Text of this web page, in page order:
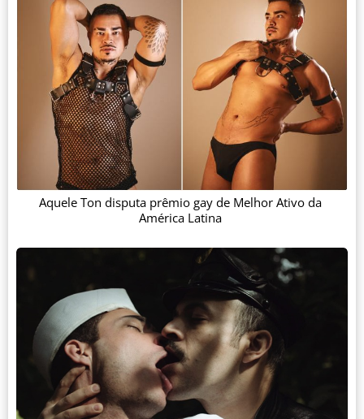
Aquele Ton disputa prêmio gay de Melhor Ativo da
América Latina